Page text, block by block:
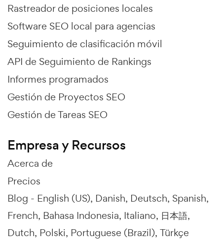
Rastreador de posiciones locales
Software SEO local para agencias
Seguimiento de clasificación móvil
API de Seguimiento de Rankings
Informes programados
Gestión de Proyectos SEO
Gestión de Tareas SEO
Empresa y Recursos
Acerca de
Precios
Blog - English (US) Danish Deutsch Spanish
French Bahasa Indonesia Italiano 日本語
Dutch Polski Portuguese (Brazil) Türkçe